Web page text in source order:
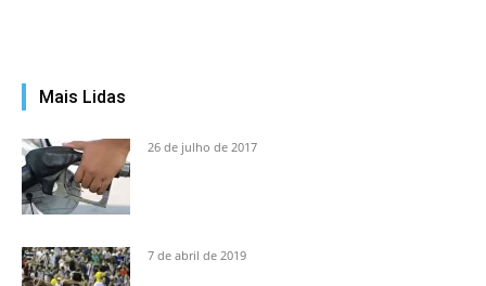
Mais Lidas
26 de julho de 2017
7 de abril de 2019